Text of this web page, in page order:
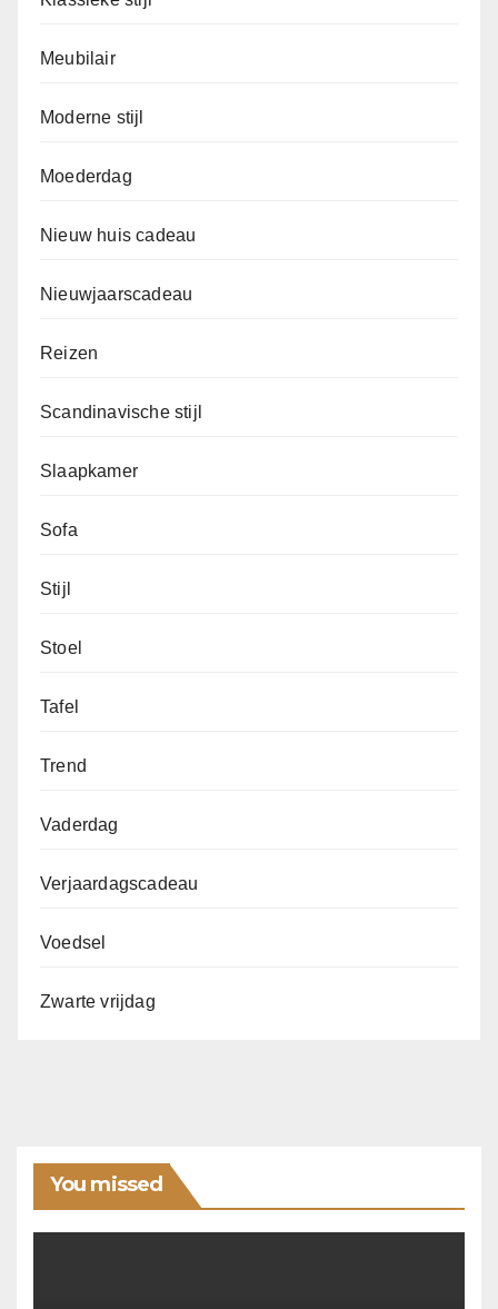
Meubilair
Moderne stijl
Moederdag
Nieuw huis cadeau
Nieuwjaarscadeau
Reizen
Scandinavische stijl
Slaapkamer
Sofa
Stijl
Stoel
Tafel
Trend
Vaderdag
Verjaardagscadeau
Voedsel
Zwarte vrijdag
You missed